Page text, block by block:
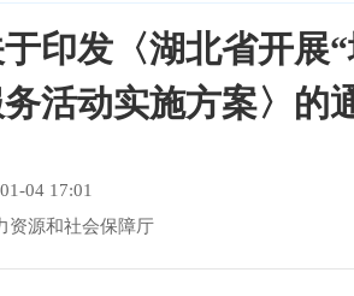
印发〈湖北省开展
活动实施方案〉的
04 17:01
资源和社会保障厅